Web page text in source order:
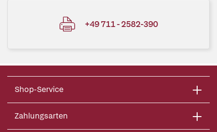
+49 711 - 2582-390
Shop-Service
Zahlungsarten